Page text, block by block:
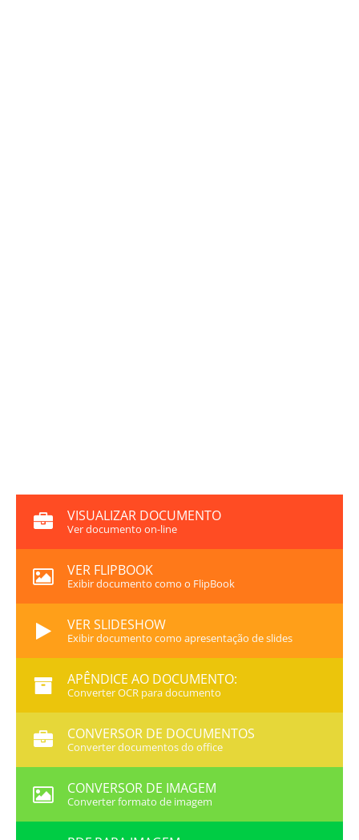
VISUALIZAR DOCUMENTO
Ver documento on-line
VER FLIPBOOK
Exibir documento como o FlipBook
VER SLIDESHOW
Exibir documento como apresentação de slides
APÊNDICE AO DOCUMENTO:
Converter OCR para documento
CONVERSOR DE DOCUMENTOS
Converter documentos do office
CONVERSOR DE IMAGEM
Converter formato de imagem